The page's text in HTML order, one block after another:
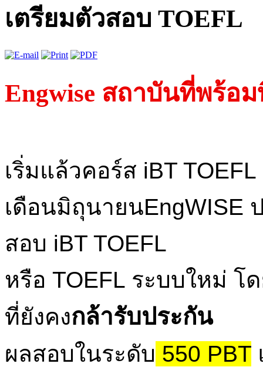
เตรียมตัวสอบ TOEFL
Engwise สถาบันที่พร้อ
เริ่มแล้วคอร์ส iBT TOEFL
เดือนมิถุนายนEngWISE
สอบ iBT TOEFL
หรือ TOEFL ระบบใหม่ โ
ที่ยังคงกล้ารับประกัน
ผลสอบในระดับ 550 PBT